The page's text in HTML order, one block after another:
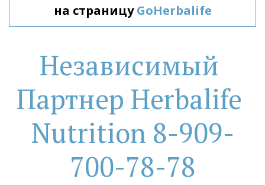
на страницу GoHerbalife
Независимый
Партнер Herbalife
Nutrition 8-909-
700-78-78